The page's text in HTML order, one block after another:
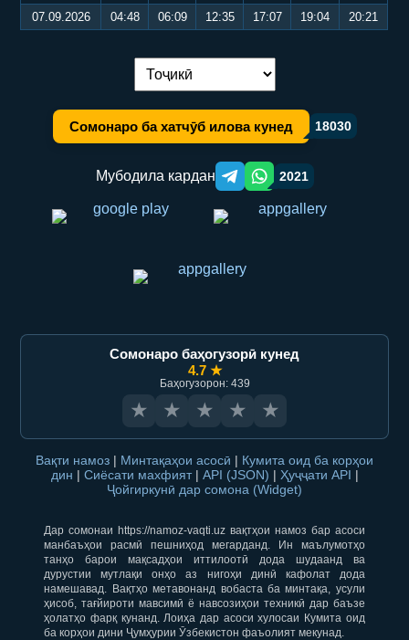
07.09.2026
04:48 06:09 12:35 17:07 19:04 20:21
Иваз кардани забон:
Сомонаро ба хатчӯб илова кунед 18030
Мубодила кардан Telegram orqali ulashish
WhatsApp orqali ulashish
2021
Сомонаро баҳогузорӣ кунед
4.7 ★
Баҳогузорон: 439
★ ★ ★ ★ ★
Вақти намоз | Минтақаҳои асосӣ | Кумита оид ба корҳои
дин | Сиёсати махфият | API (JSON) | Ҳуҷҷати API |
Ҷойгиркунӣ дар сомона (Widget)
Дар сомонаи https://namoz-vaqti.uz вақтҳои намоз бар асоси
манбаъҳои расмӣ пешниҳод мегарданд. Ин маълумотҳо
танҳо барои мақсадҳои иттилоотӣ дода шудаанд ва
дурустии мутлақи онҳо аз нигоҳи динӣ кафолат дода
намешавад. Вақтҳо метавонанд вобаста ба минтақа, усули
ҳисоб, тағйироти мавсимӣ ё навсозиҳои техникӣ дар баъзе
ҳолатҳо фарқ кунанд. Лоиҳа дар асоси хулосаи Кумита оид
ба корҳои дини Ҷумҳурии Ӯзбекистон фаъолият мекунад.